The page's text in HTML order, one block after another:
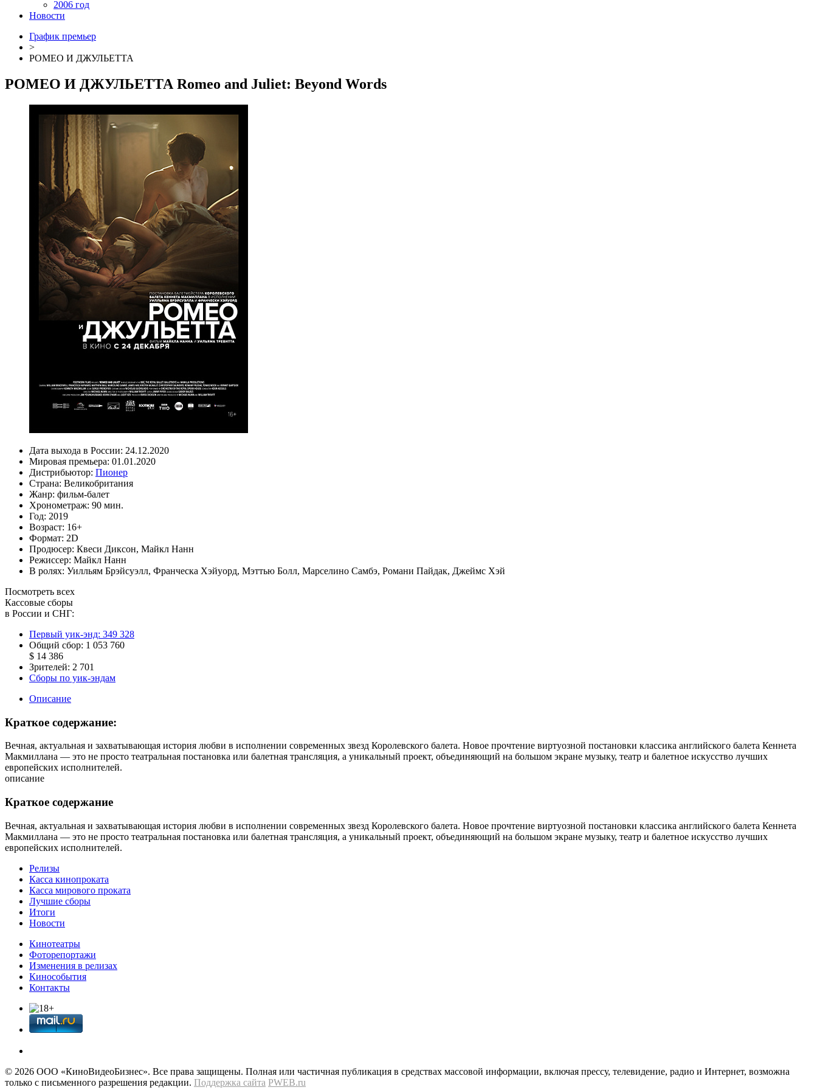
2006 год
Новости
График премьер
>
РОМЕО И ДЖУЛЬЕТТА
РОМЕО И ДЖУЛЬЕТТА Romeo and Juliet: Beyond Words
Дата выхода в России: 24.12.2020
Мировая премьера: 01.01.2020
Дистрибьютор: Пионер
Страна: Великобритания
Жанр: фильм-балет
Хронометраж: 90 мин.
Год: 2019
Возраст: 16+
Формат: 2D
Продюсер: Квеси Диксон, Майкл Нанн
Режиссер: Майкл Нанн
В ролях: Уилльям Брэйсуэлл, Франческа Хэйуорд, Мэттью Болл, Марселино Самбэ, Романи Пайдак, Джеймс Хэй
Посмотреть всех
Кассовые сборы
в России и СНГ:
Первый уик-энд: 349 328
Общий сбор: 1 053 760
$ 14 386
Зрителей: 2 701
Сборы по уик-эндам
Описание
Краткое содержание:
Вечная, актуальная и захватывающая история любви в исполнении современных звезд Королевского балета. Новое прочтение виртуозной постановки классика английского балета Кеннета
Макмиллана — это не просто театральная постановка или балетная трансляция, а уникальный проект, объединяющий на большом экране музыку, театр и балетное искусство лучших
европейских исполнителей.
описание
Краткое содержание
Вечная, актуальная и захватывающая история любви в исполнении современных звезд Королевского балета. Новое прочтение виртуозной постановки классика английского балета Кеннета
Макмиллана — это не просто театральная постановка или балетная трансляция, а уникальный проект, объединяющий на большом экране музыку, театр и балетное искусство лучших
европейских исполнителей.
Релизы
Касса кинопроката
Касса мирового проката
Лучшие сборы
Итоги
Новости
Кинотеатры
Фоторепортажи
Изменения в релизах
Кинособытия
Контакты
© 2026 OOО «КиноВидеоБизнес». Все права защищены. Полная или частичная публикация в средствах массовой информации, включая прессу, телевидение, радио и Интернет, возможна
только с письменного разрешения редакции. Поддержка сайта PWEB.ru